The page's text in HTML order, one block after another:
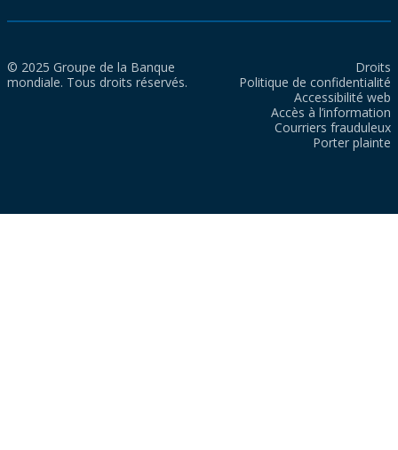
© 2025 Groupe de la Banque
mondiale. Tous droits réservés.
Droits
Politique de confidentialité
Accessibilité web
Accès à l’information
Courriers frauduleux
Porter plainte